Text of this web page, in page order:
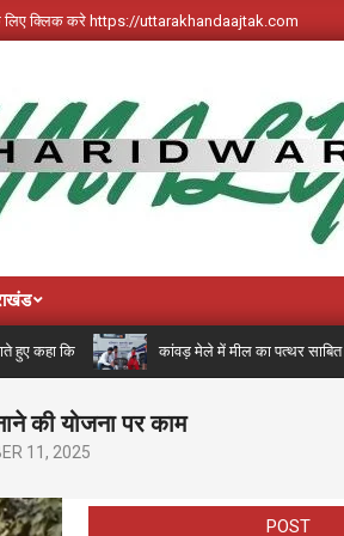
लिए क्लिक करे https://uttarakhandaajtak.com
कि कांवड़ मेले में मील का पत्थर साबित हो रही
की योजना पर काम
11, 2025
POST